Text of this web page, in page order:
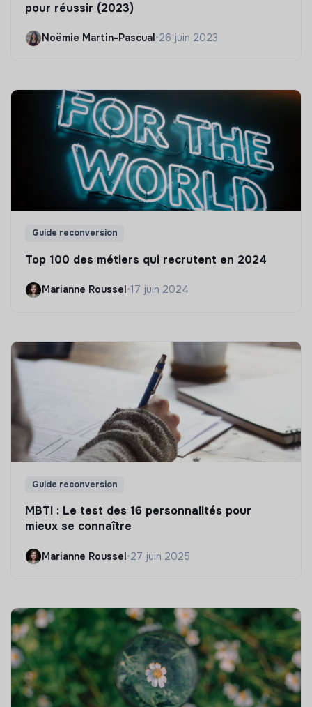
pour réussir (2023)
Noëmie Martin-Pascual •26 juin 2023
Guide reconversion
Top 100 des métiers qui recrutent en 2024
Marianne Roussel•17 juin 2024
Guide reconversion
MBTI : Le test des 16 personnalités pour
mieux se connaître
Marianne Roussel•27 juin 2025